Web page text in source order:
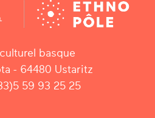
basque
- 64480 Ustaritz
59 93 25 25